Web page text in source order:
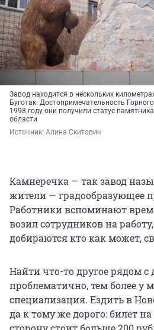
Завод находится в нескольких
Буготак. Достопримечательность
1998 году они получили статус
области
Источник: Алина Скитович
Камнеречка — так завод
жители — градообразующее
Работники вспоминают
возил сотрудников на
добираются кто как может,
Найти что-то другое рядом с
проблематично, тем более у
специализация. Ездить в
да к тому же дорого: билет на